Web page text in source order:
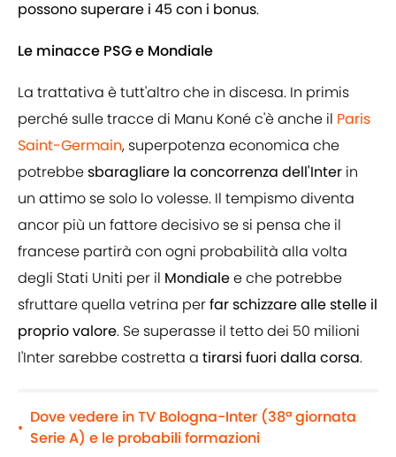
possono superare i 45 con i bonus.
Le minacce PSG e Mondiale
La trattativa è tutt'altro che in discesa. In primis
perché sulle tracce di Manu Koné c'è anche il Paris
Saint-Germain, superpotenza economica che
potrebbesbaragliare la concorrenza dell'Inter in
un attimo se solo lo volesse. Il tempismo diventa
ancor più un fattore decisivo se si pensa che il
francese partirà con ogni probabilità alla volta
degli Stati Uniti per il Mondialee che potrebbe
sfruttare quella vetrina perfar schizzare alle stelle il
proprio valore. Se superasse il tetto dei 50 milioni
l'Inter sarebbe costretta a tirarsi fuori dalla corsa.
•
Dove vedere in TV Bologna-Inter (38ª giornata
Serie A) e le probabili formazioni